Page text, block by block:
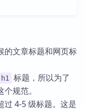
的文章标题和网页标
h1
标题，所以为了
规范。
过 4-5 级标题。这是